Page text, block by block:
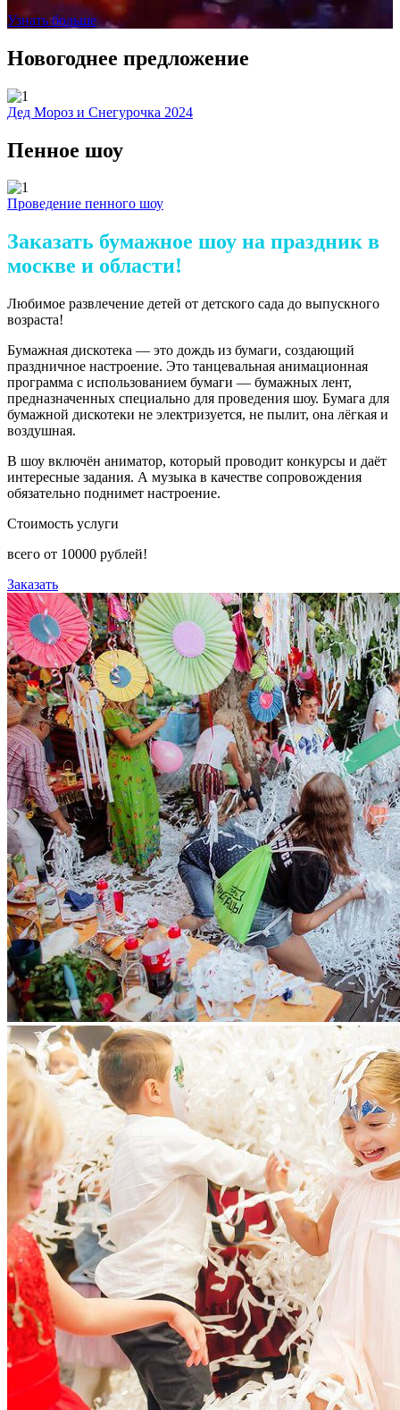
Узнать больше
Новогоднее предложение
Дед Мороз и Снегурочка 2024
Пенное шоу
Проведение пенного шоу
Заказать бумажное шоу на праздник в
москве и области!
Любимое развлечение детей от детского сада до выпускного
возраста!
Бумажная дискотека — это дождь из бумаги, создающий
праздничное настроение. Это танцевальная анимационная
программа с использованием бумаги — бумажных лент,
предназначенных специально для проведения шоу. Бумага для
бумажной дискотеки не электризуется, не пылит, она лёгкая и
воздушная.
В шоу включён аниматор, который проводит конкурсы и даёт
интересные задания. А музыка в качестве сопровождения
обязательно поднимет настроение.
Стоимость услуги
всего от 10000 рублей!
Заказать